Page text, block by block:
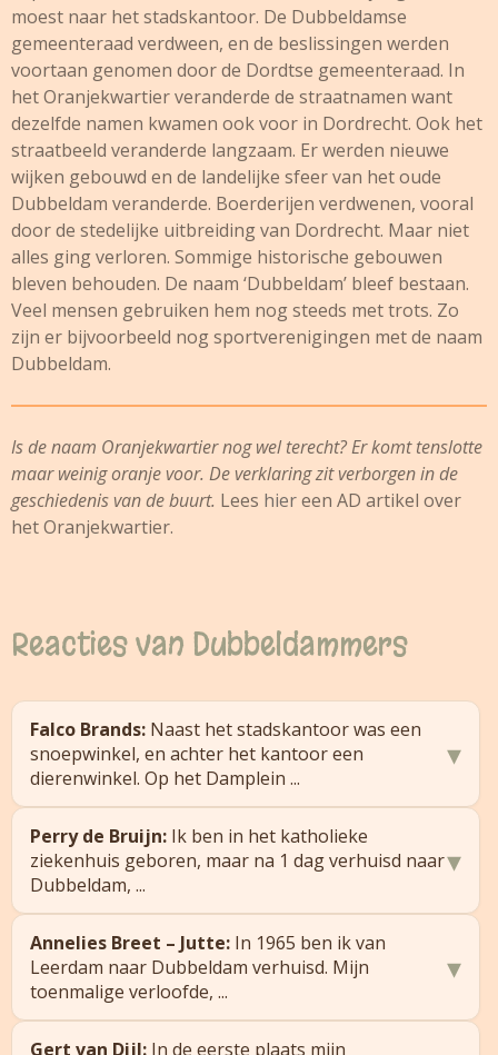
moest naar het stadskantoor. De Dubbeldamse
gemeenteraad verdween, en de beslissingen werden
voortaan genomen door de Dordtse gemeenteraad. In
het Oranjekwartier veranderde de straatnamen want
dezelfde namen kwamen ook voor in Dordrecht. Ook het
straatbeeld veranderde langzaam. Er werden nieuwe
wijken gebouwd en de landelijke sfeer van het oude
Dubbeldam veranderde. Boerderijen verdwenen, vooral
door de stedelijke uitbreiding van Dordrecht. Maar niet
alles ging verloren. Sommige historische gebouwen
bleven behouden. De naam ‘Dubbeldam’ bleef bestaan.
Veel mensen gebruiken hem nog steeds met trots. Zo
zijn er bijvoorbeeld nog sportverenigingen met de naam
Dubbeldam.
Is de naam Oranjekwartier nog wel terecht? Er komt tenslotte
maar weinig oranje voor. De verklaring zit verborgen in de
geschiedenis van de buurt. Lees hiereen AD artikel over
het Oranjekwartier.
Reacties van Dubbeldammers
Falco Brands: Naast het stadskantoor was een
snoepwinkel, en achter het kantoor een
dierenwinkel. Op het Damplein ...
▾
achter het kantoor een dierenwinkel. Op het
Damplein zaten het Hof (fotowinkel), de Spar
(meneer Suikerbuik als manager), naast de
perenboom (klommen we in om peren te
plukken), Bakker Bos en Ballengooier voor
speelgoed en keukenspullen. De jaarlijkse
Perry de Bruijn: Ik ben in het katholieke
ziekenhuis geboren, maar na 1 dag verhuisd naar
Dubbeldam, ...
▾
maar na 1 dag verhuisd naar Dubbeldam, waar
mijn ouders bij opa en oma inwoonden. Toen de
Colijnstraat opgeleverd werd, heb ik daar tot mijn
Annelies Breet – Jutte: In 1965 ben ik van
Leerdam naar Dubbeldam verhuisd. Mijn
toenmalige verloofde, ...
▾
Gert van Dijl: In de eerste plaats mijn